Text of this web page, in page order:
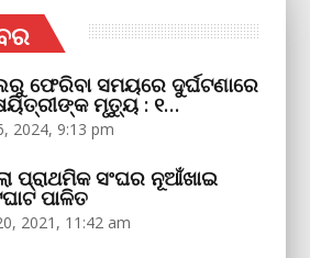
ଫେରିବା ସମୟରେ ଦୁର୍ଘଟଣାରେ
ମୃତ୍ୟୁ : ୧…
2024, 9:13 pm
ପ୍ରାଥମିକ ସଂଘର ନୂଆଁଖାଇ
ପାଳିତ
2021, 11:42 am